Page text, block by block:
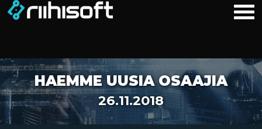
HAEMME UUSIA OSAAJIA
26.11.2018